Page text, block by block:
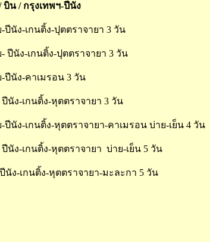
บิน / กรุงเทพฯ-ปีนัง
ปีนัง-เกนติ้ง-ปุตตราจายา 3 วัน
ปีนัง-เกนติ้ง-ปุตตราจายา 3 วัน
-ปีนัง-คาเมรอน 3 วัน
ปีนัง-เกนติ้ง-หุตตราจายา 3 วัน
ปีนัง-เกนติ้ง-หุตตราจายา-คาเมรอน บ่าย-เย็น 4 วัน
ปีนัง-เกนติ้ง-หุตตราจายา บ่าย-เย็น 5 วัน
นัง-เกนติ้ง-หุตตราจายา-มะละกา 5 วัน